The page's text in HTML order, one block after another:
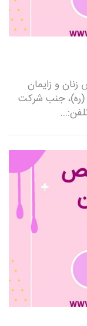
و زایمان
(ره)، جنب شرکت